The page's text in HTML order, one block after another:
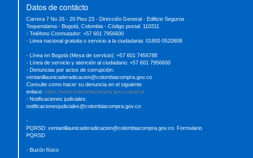
Datos de contácto
Carrera 7 No 26 - 20 Piso 23 - Dirección General - Edificio Seguros
Tequendama - Bogotá, Colombia - Código postal: 110311
- Teléfono Conmutador: +57 601 7956600
- Linea nacional gratuita o servicio a la ciudadania: 01800 0520808
- Línea en Bogotá (Mesa de servicio): +57 601 7456788
- Línea de servicio y atención al ciudadano: +57 601 7956600
- Denuncias por actos de corrupción:
ventanillaunicaderadicacion@colombiacompra.gov.co
Consulte como hacer su denuncia en el siguiente
enlace: https://www.colombiacompra.gov.co/pqrsd
- Notificaciones judiciales:
notificacionesjudiciales@colombiacompra.gov.co
-
PQRSD: ventanillaunicaderadicacion@colombiacompra.gov.co Formulario
PQRSD
- Buzón físico